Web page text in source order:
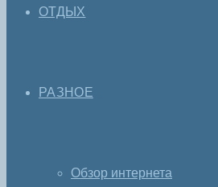
ОТДЫХ
РАЗНОЕ
Обзор интернета